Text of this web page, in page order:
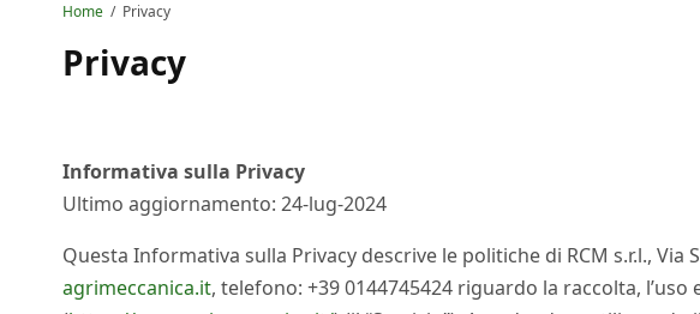
Home Privacy
Privacy
Informativa sulla Privacy
Ultimo aggiornamento: 24-lug-2024
Questa Informativa sulla Privacy descrive le politiche di RCM s.r.l., Via
agrimeccanica.it, telefono: +39 0144745424 riguardo la raccolta,